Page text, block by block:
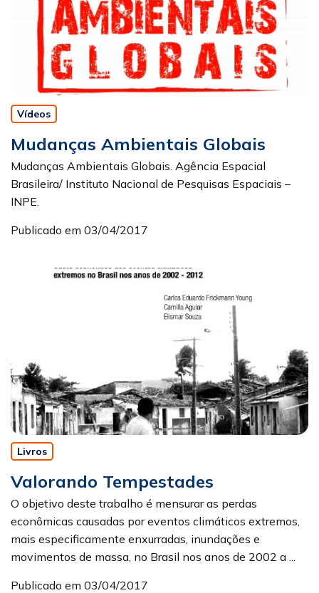
Vídeos
Mudanças Ambientais Globais
Mudanças Ambientais Globais. Agência Espacial
Brasileira/ Instituto Nacional de Pesquisas Espaciais –
INPE.
Publicado em 03/04/2017
Livros
Valorando Tempestades
O objetivo deste trabalho é mensurar as perdas
econômicas causadas por eventos climáticos extremos,
mais especificamente enxurradas, inundações e
movimentos de massa, no Brasil nos anos de 2002 a ...
Publicado em 03/04/2017